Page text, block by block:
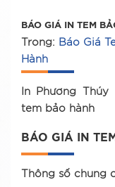
BÁO GIÁ IN TEM
Trong: Báo Giá
Hành
In Phương
tem bảo hành
BÁO GIÁ IN
Thông số chung